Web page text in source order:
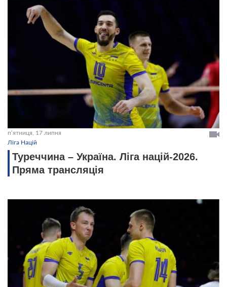
пʼятниця, 17 липня
Ліга Націй
Туреччина – Україна. Ліга націй-2026.
Пряма трансляція